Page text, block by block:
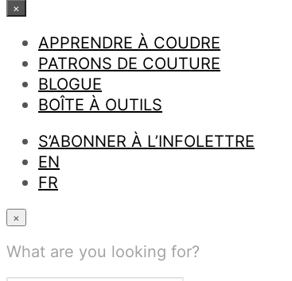
×
APPRENDRE À COUDRE
PATRONS DE COUTURE
BLOGUE
BOÎTE À OUTILS
S’ABONNER À L’INFOLETTRE
EN
FR
×
What are you looking for?